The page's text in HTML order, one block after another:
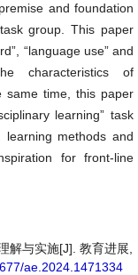
and foundation
group. This paper
“language use” and
characteristics of
same time, this paper
learning” task
methods and
for front-line
解与实施[J]. 教育进展,
ae.2024.1471334